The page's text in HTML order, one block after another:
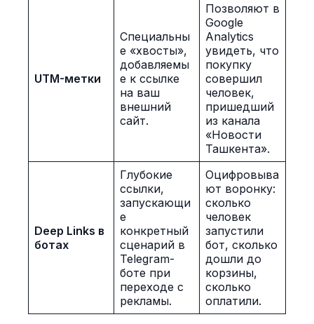
UTM-метки
Специальны
е «хвосты»,
добавляемы
е к ссылке
на ваш
внешний
сайт.
Позволяют в
Google
Analytics
увидеть, что
покупку
совершил
человек,
пришедший
из канала
«Новости
Ташкента».
Deep Links в
ботах
Глубокие
ссылки,
запускающи
е
конкретный
сценарий в
Telegram-
боте при
переходе с
рекламы.
Оцифровыва
ют воронку:
сколько
человек
запустили
бот, сколько
дошли до
корзины,
сколько
оплатили.